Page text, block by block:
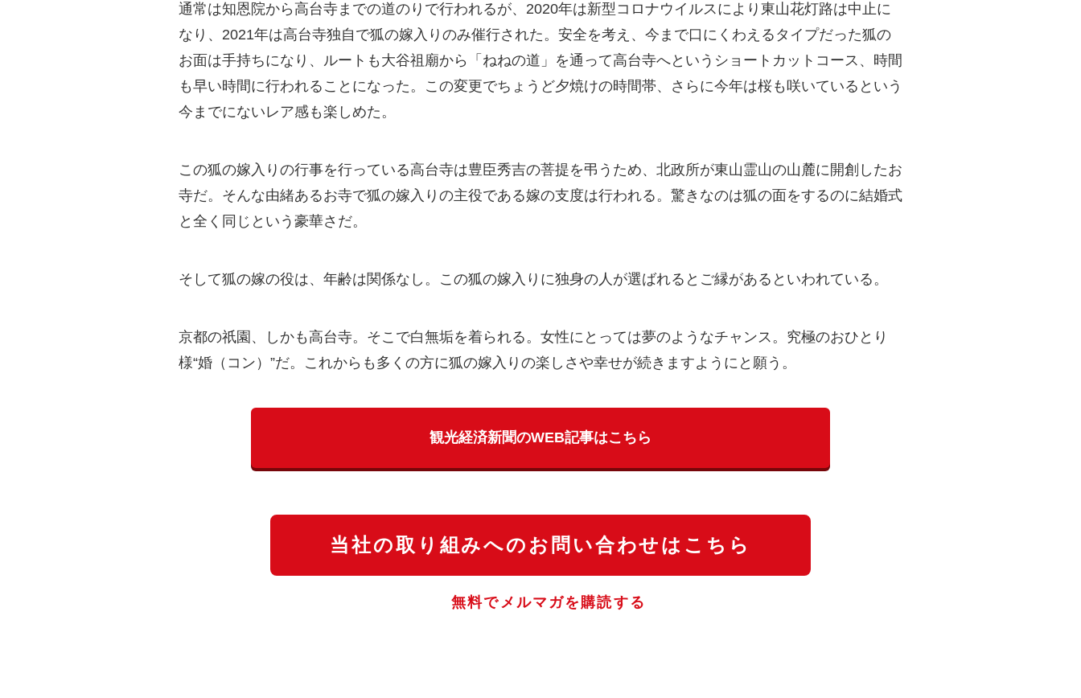
通常は知恩院から高台寺までの道のりで行われるが、2020年は新型コロナウイルスにより東山花灯路は中止に
なり、2021年は高台寺独自で狐の嫁入りのみ催行された。安全を考え、今まで口にくわえるタイプだった狐の
お面は手持ちになり、ルートも大谷祖廟から「ねねの道」を通って高台寺へというショートカットコース、時間
も早い時間に行われることになった。この変更でちょうど夕焼けの時間帯、さらに今年は桜も咲いているという
今までにないレア感も楽しめた。
この狐の嫁入りの行事を行っている高台寺は豊臣秀吉の菩提を弔うため、北政所が東山霊山の山麓に開創したお
寺だ。そんな由緒あるお寺で狐の嫁入りの主役である嫁の支度は行われる。驚きなのは狐の面をするのに結婚式
と全く同じという豪華さだ。
そして狐の嫁の役は、年齢は関係なし。この狐の嫁入りに独身の人が選ばれるとご縁があるといわれている。
京都の祇園、しかも高台寺。そこで白無垢を着られる。女性にとっては夢のようなチャンス。究極のおひとり
様“婚（コン）”だ。これからも多くの方に狐の嫁入りの楽しさや幸せが続きますようにと願う。
観光経済新聞のWEB記事はこちら
当社の取り組みへのお問い合わせはこちら
無料でメルマガを購読する